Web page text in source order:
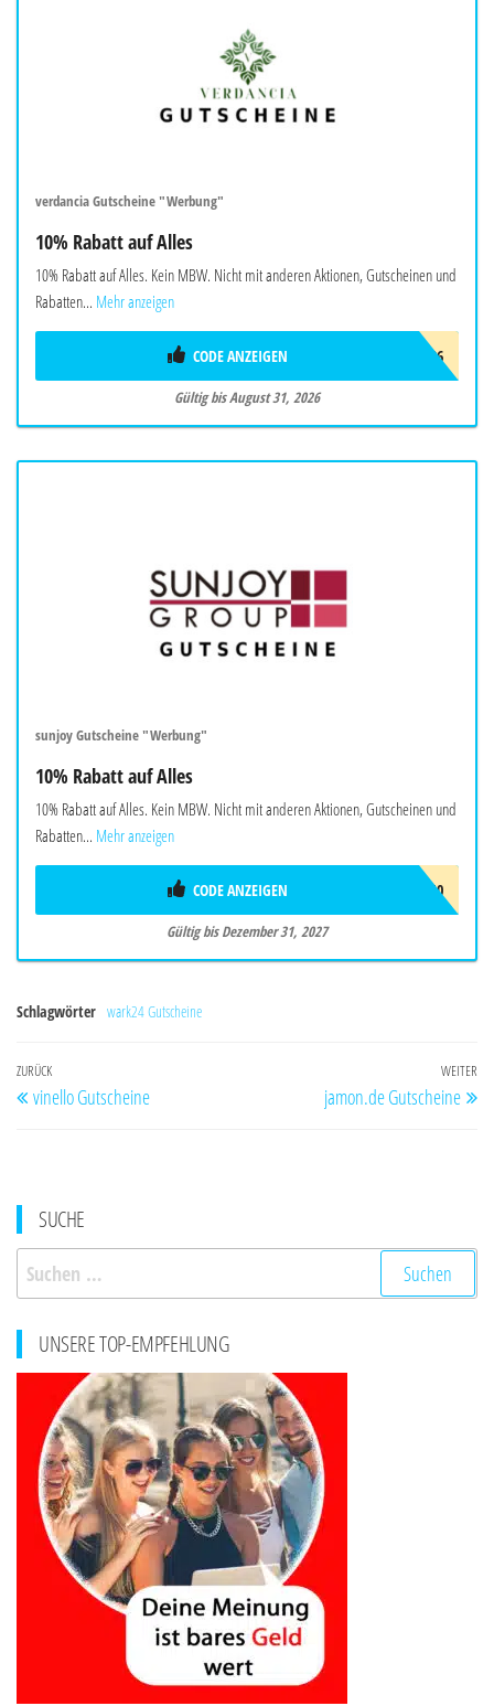
verdancia Gutscheine "Werbung"
10% Rabatt auf Alles
10% Rabatt auf Alles. Kein MBW. Nicht mit anderen Aktionen, Gutscheinen und
Rabatten... Mehr anzeigen
AUG26
CODE ANZEIGEN
Gültig bis August 31, 2026
sunjoy Gutscheine "Werbung"
10% Rabatt auf Alles
10% Rabatt auf Alles. Kein MBW. Nicht mit anderen Aktionen, Gutscheinen und
Rabatten... Mehr anzeigen
SUNJOYEU10
CODE ANZEIGEN
Gültig bis Dezember 31, 2027
Schlagwörter wark24 Gutscheine
Beitragsnavigation
Vorheriger
Beitrag
ZURÜCK
vinello Gutscheine
WEITER
jamon.de Gutscheine
SUCHE
Suchen
nach:
UNSERE TOP-EMPFEHLUNG